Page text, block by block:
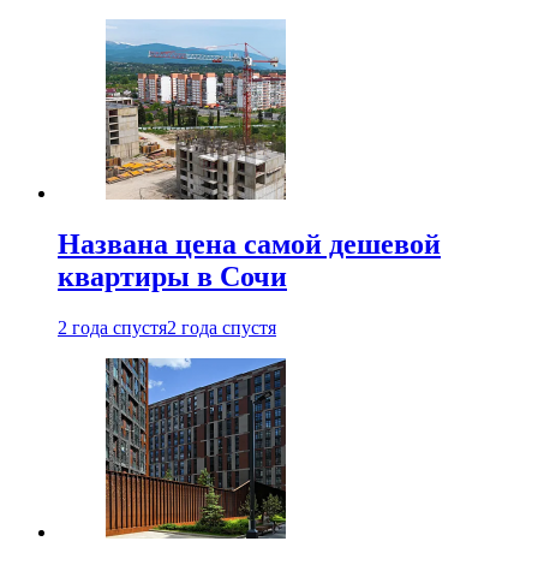
Названа цена самой дешевой
квартиры в Сочи
2 года спустя2 года спустя